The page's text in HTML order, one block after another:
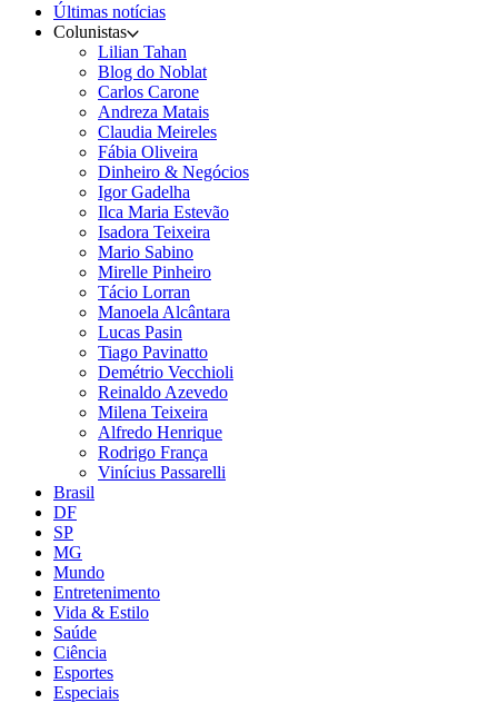
Últimas notícias
Colunistas
Lilian Tahan
Blog do Noblat
Carlos Carone
Andreza Matais
Claudia Meireles
Fábia Oliveira
Dinheiro & Negócios
Igor Gadelha
Ilca Maria Estevão
Isadora Teixeira
Mario Sabino
Mirelle Pinheiro
Tácio Lorran
Manoela Alcântara
Lucas Pasin
Tiago Pavinatto
Demétrio Vecchioli
Reinaldo Azevedo
Milena Teixeira
Alfredo Henrique
Rodrigo França
Vinícius Passarelli
Brasil
DF
SP
MG
Mundo
Entretenimento
Vida & Estilo
Saúde
Ciência
Esportes
Especiais